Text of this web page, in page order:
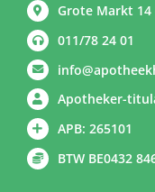
Grote Markt 14
011/78 24 01
Apotheker-
APB: 265101
BTW BE0432